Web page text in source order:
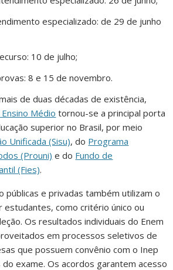
especializado: de 29 de junho
10 de julho;
8 e 15 de novembro.
de duas décadas de existência,
Médio tornou-se a principal porta
superior no Brasil, por meio
Unificada (Sisu), do Programa
(Prouni) e do Fundo de
(Fies).
públicas e privadas também utilizam o
estudantes, como critério único ou
Os resultados individuais do Enem
em processos seletivos de
que possuem convênio com o Inep
exame. Os acordos garantem acesso